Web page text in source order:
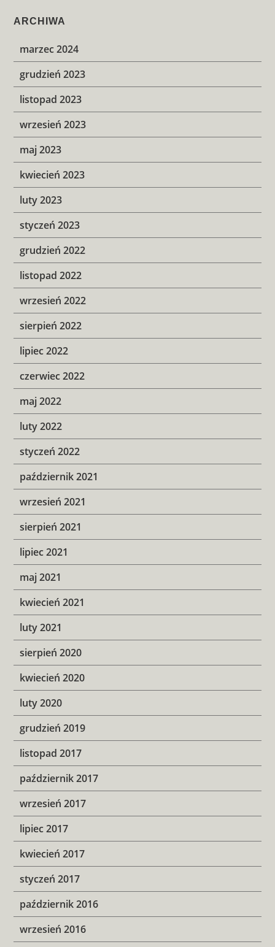
ARCHIWA
marzec 2024
grudzień 2023
listopad 2023
wrzesień 2023
maj 2023
kwiecień 2023
luty 2023
styczeń 2023
grudzień 2022
listopad 2022
wrzesień 2022
sierpień 2022
lipiec 2022
czerwiec 2022
maj 2022
luty 2022
styczeń 2022
październik 2021
wrzesień 2021
sierpień 2021
lipiec 2021
maj 2021
kwiecień 2021
luty 2021
sierpień 2020
kwiecień 2020
luty 2020
grudzień 2019
listopad 2017
październik 2017
wrzesień 2017
lipiec 2017
kwiecień 2017
styczeń 2017
październik 2016
wrzesień 2016